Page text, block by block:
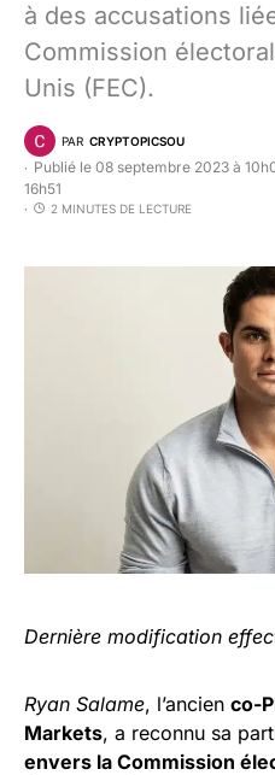
à des accusations
Commission
Unis (FEC).
PAR CRYPTOPICSOU
Publié le 08 septembre 2023 à
16h51
2 MINUTES DE LECTURE
Dernière modification
Ryan Salame, l’ancien co-
Markets, a reconnu sa
envers la Commission